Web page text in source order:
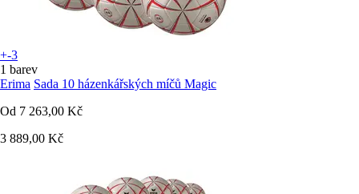
+-3
1 barev
Erima Sada 10 házenkářských míčů Magic
Od 7 263,00 Kč
3 889,00 Kč